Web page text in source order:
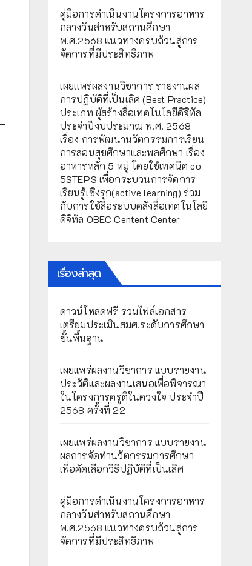
คู่มือการดำเนินงานโครงการอาหาร
กลางวันสำหรับสถานศึกษา
พ.ศ.2568 แนวทางครบถ้วนสู่การ
จัดการที่มีประสิทธิภาพ
เผยเเพร่ผลงานวิชาการ รายงานผล
การปฏิบัติที่เป็นเลิศ (Best Practice)
ประเภท ผู้สร้างสื่อเทคโนโลยีดิจิทัล
ประจำปีงบประมาณ พ.ศ. 2568
เรื่อง การพัฒนานวัตกรรมการเรียน
การสอนสุขศึกษาและพลศึกษา เรื่อง
อาหารหลัก 5 หมู่ โดยใช้เทคนิค co-
5STEPS เพื่อกระบวนการจัดการ
เรียนรู้เชิงรุก(active learning) ร่วม
กับการใช้สื่อระบบคลังสื่อเทคโนโลยี
ดิจิทัล OBEC Centent Center
เรื่องล่าสุด
ดาวน์โหลดฟรี รวมไฟล์เอกสาร
เตรียมประเมินสมศ.ระดับการศึกษา
ขั้นพื้นฐาน
เผยแพร่ผลงานวิชาการ แบบรายงาน
ประวัติและผลงานเสนอเพื่อพิจารณา
ในโครงการครูดีในดวงใจ ประจำปี
2568 ครั้งที่ 22
เผยแพร่ผลงานวิชาการ แบบรายงาน
ผลการจัดทำนวัตกรรมการศึกษา
เพื่อคัดเลือกวิธีปฏิบัติที่เป็นเลิศ
คู่มือการดำเนินงานโครงการอาหาร
กลางวันสำหรับสถานศึกษา
พ.ศ.2568 แนวทางครบถ้วนสู่การ
จัดการที่มีประสิทธิภาพ